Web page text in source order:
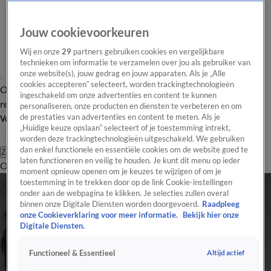
Overzicht Laatste nieuws Regionieuws Het beste van Hart
Tip de
redactie
Volg Hart van Nederland
Zoeken
OverzichtRegioUitzendingenWeerTip de redactiePanelVideo's
Jouw cookievoorkeuren
Wij en onze29 partners gebruiken cookies en vergelijkbare
technieken om informatie te verzamelen over jou als gebruiker van
onze website(s), jouw gedrag en jouw apparaten. Als je „Alle
cookies accepteren” selecteert, worden trackingtechnologieën
ingeschakeld om onze advertenties en content te kunnen
personaliseren, onze producten en diensten te verbeteren en om
de prestaties van advertenties en content te meten. Als je
„Huidige keuze opslaan” selecteert of je toestemming intrekt,
worden deze trackingtechnologieën uitgeschakeld. We gebruiken
dan enkel functionele en essentiële cookies om de website goed te
laten functioneren en veilig te houden. Je kunt dit menu op ieder
moment opnieuw openen om je keuzes te wijzigen of om je
toestemming in te trekken door op de link Cookie-instellingen
onder aan de webpagina te klikken. Je selecties zullen overal
binnen onze Digitale Diensten worden doorgevoerd. Raadpleeg
onze Cookieverklaring voor meer informatie.
Bekijk hier onze
Digitale Diensten.
Functioneel & Essentieel Altijd actief